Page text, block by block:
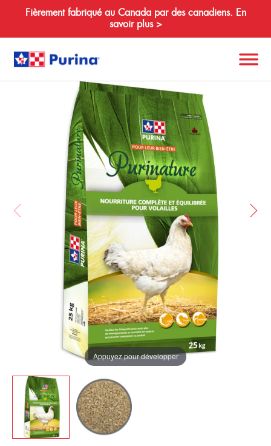
Fièrement fabriqué au Canada par des canadiens. En
savoir plus >
À propos de nous
Produits
Où acheter
FRANÇAIS
ENGLISH
Retour
Appuyez pour développer